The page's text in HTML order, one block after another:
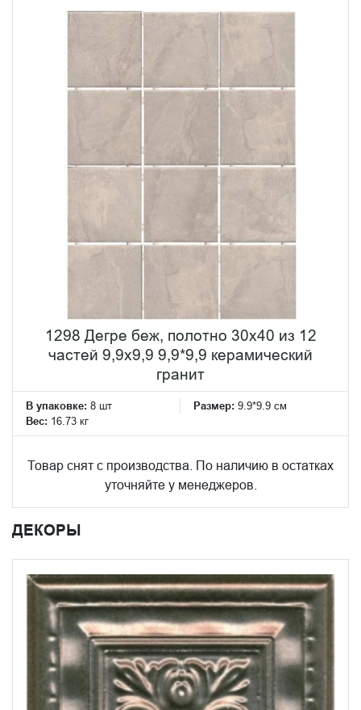
1298 Дегре беж, полотно 30х40 из 12
частей 9,9х9,9 9,9*9,9 керамический
гранит
В упаковке: 8 шт Размер: 9.9*9.9 см
Вес: 16.73 кг
Товар снят с производства. По наличию в остатках
уточняйте у менеджеров.
ДЕКОРЫ